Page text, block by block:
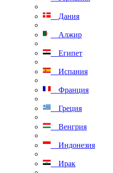
Дания
Алжир
Египет
Испания
Франция
Греция
Венгрия
Индонезия
Ирак